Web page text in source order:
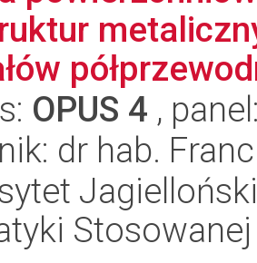
OPUS 4 ,
dr hab.
Stosowanej